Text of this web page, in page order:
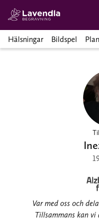
Hälsningar Bildspel
Var med oss och
Tillsammans kan